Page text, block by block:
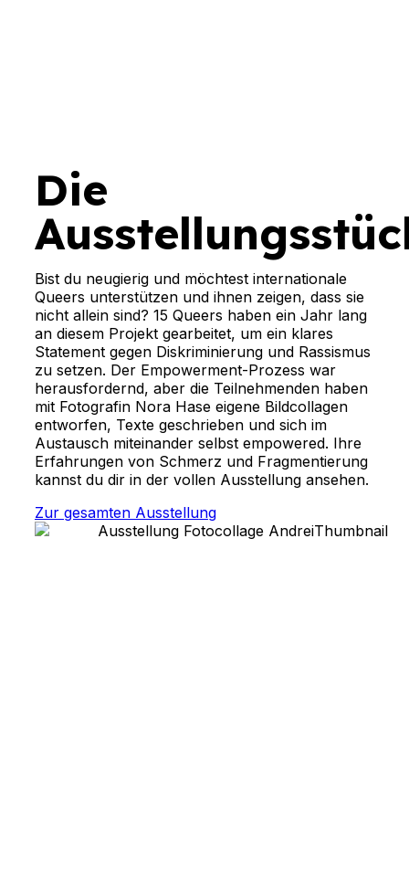
Die
Bist du neugierig und möchtest internationale
Queers unterstützen und ihnen zeigen, dass sie
nicht allein sind? 15 Queers haben ein Jahr lang
an diesem Projekt gearbeitet, um ein klares
Statement gegen Diskriminierung und Rassismus
zu setzen. Der Empowerment-Prozess war
herausfordernd, aber die Teilnehmenden haben
mit Fotografin Nora Hase eigene Bildcollagen
entworfen, Texte geschrieben und sich im
Austausch miteinander selbst empowered. Ihre
Erfahrungen von Schmerz und Fragmentierung
kannst du dir in der vollen Ausstellung ansehen.
Zur gesamten Ausstellung